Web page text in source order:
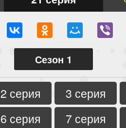
Сезон 1
2 серия
3 серия
6 серия
7 серия